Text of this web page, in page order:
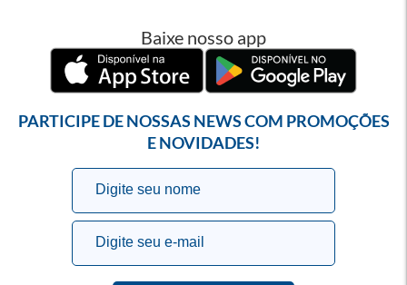
Baixe nosso app
PARTICIPE DE NOSSAS NEWS COM PROMOÇÕES
E NOVIDADES!